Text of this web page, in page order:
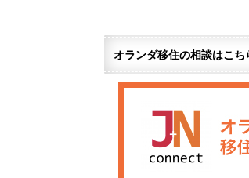
オランダ移住の相談はこち